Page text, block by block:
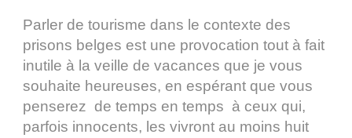
Parler de tourisme dans le contexte des
prisons belges est une provocation tout à fait
inutile à la veille de vacances que je vous
souhaite heureuses, en espérant que vous
penserez de temps en temps à ceux qui,
parfois innocents, les vivront au moins huit